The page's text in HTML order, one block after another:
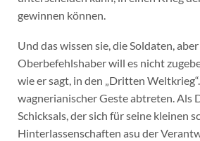
gewinnen können.
Und das wissen sie, die Soldaten,
Oberbefehlshaber will es nicht
wie er sagt, in den „Dritten
wagnerianischer Geste abtreten. Als
Schicksals, der sich für seine kleinen
Hinterlassenschaften asu der